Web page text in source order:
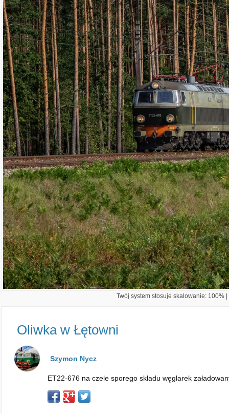
Twój system stosuje skalowanie: 100%
Oliwka w Łętowni
Szymon Nycz
ET22-676 na czele sporego składu węglarek